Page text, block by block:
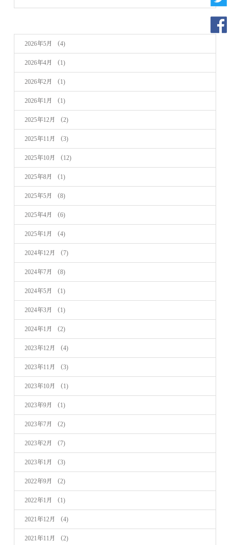
2026年5月 （4)
2026年4月 （1)
2026年2月 （1)
2026年1月 （1)
2025年12月 （2)
2025年11月 （3)
2025年10月 （12)
2025年8月 （1)
2025年5月 （8)
2025年4月 （6)
2025年1月 （4)
2024年12月 （7)
2024年7月 （8)
2024年5月 （1)
2024年3月 （1)
2024年1月 （2)
2023年12月 （4)
2023年11月 （3)
2023年10月 （1)
2023年9月 （1)
2023年7月 （2)
2023年2月 （7)
2023年1月 （3)
2022年9月 （2)
2022年1月 （1)
2021年12月 （4)
2021年11月 （2)